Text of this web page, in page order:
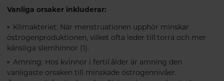
Vanliga orsaker inkluderar:
Klimakteriet: När menstruationen upphör minskar
östrogenproduktionen, vilket ofta leder till torra och mer
känsliga slemhinnor (1).
Amning: Hos kvinnor i fertil ålder är amning den
vanligaste orsaken till minskade östrogennivåer.